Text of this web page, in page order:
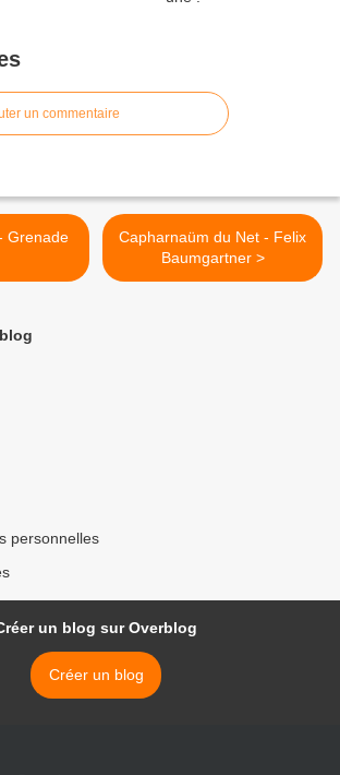
un commentaire
Grenade
Capharnaüm du Net - Felix
Baumgartner >
personnelles
un blog sur Overblog
Créer un blog